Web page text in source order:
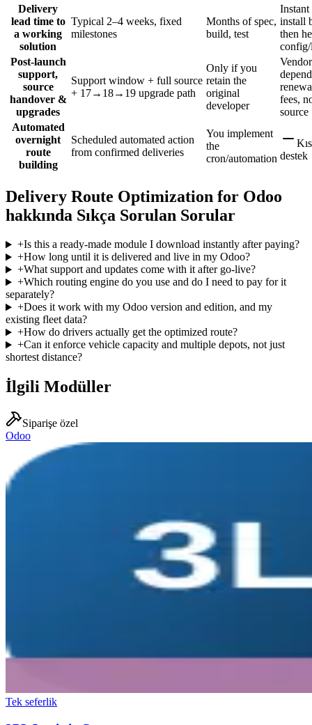
Delivery
lead time to
a working
solution
Typical 2–4 weeks, fixed
milestones
Months of spec,
build, test
Instant
install
then
Post-launch
support,
source
handover &
upgrades
Support window + full source
+ 17→18→19 upgrade path
Only if you
retain the
original
developer
fees,
source
Automated
overnight
route
building
Scheduled automated action
from confirmed deliveries
You implement
the
cron/automation destek
Delivery Route Optimization for Odoo
hakkında Sıkça Sorulan Sorular
+Is this a ready-made module I download instantly after paying?
+How long until it is delivered and live in my Odoo?
+What support and updates come with it after go-live?
+Which routing engine do you use and do I need to pay for it
separately?
+Does it work with my Odoo version and edition, and my
existing fleet data?
+How do drivers actually get the optimized route?
+Can it enforce vehicle capacity and multiple depots, not just
shortest distance?
İlgili Modüller
Siparişe özel
Odoo
Tek seferlik